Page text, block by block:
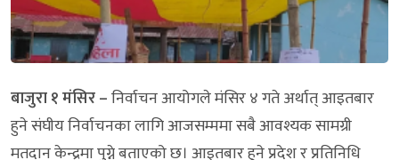
बाजुरा १ मंसिर –निर्वाचन आयोगले मंसिर ४ गते अर्थात् आइतबार
हुने संघीय निर्वाचनका लागि आजसम्ममा सबै आवश्यक सामग्री
मतदान केन्द्रमा पुग्ने बताएको छ। आइतबार हुने प्रदेश र प्रतिनिधि